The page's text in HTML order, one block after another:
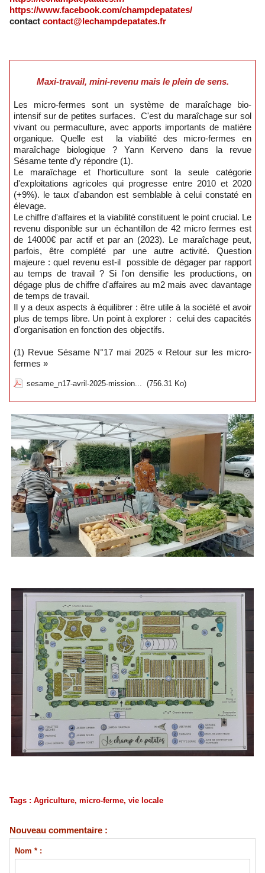
https://www.facebook.com/champdepatates/
contact contact@lechampdepatates.fr
Maxi-travail, mini-revenu mais le plein de sens.
Les micro-fermes sont un système de maraîchage bio-
intensif sur de petites surfaces. C'est du maraîchage sur sol
vivant ou permaculture, avec apports importants de matière
organique. Quelle est la viabilité des micro-fermes en
maraîchage biologique ? Yann Kerveno dans la revue
Sésame tente d'y répondre (1).
Le maraîchage et l'horticulture sont la seule catégorie
d'exploitations agricoles qui progresse entre 2010 et 2020
(+9%). le taux d'abandon est semblable à celui constaté en
élevage.
Le chiffre d'affaires et la viabilité constituent le point crucial. Le
revenu disponible sur un échantillon de 42 micro fermes est
de 14000€ par actif et par an (2023). Le maraîchage peut,
parfois, être complété par une autre activité. Question
majeure : quel revenu est-il possible de dégager par rapport
au temps de travail ? Si l'on densifie les productions, on
dégage plus de chiffre d'affaires au m2 mais avec davantage
de temps de travail.
Il y a deux aspects à équilibrer : être utile à la société et avoir
plus de temps libre. Un point à explorer : celui des capacités
d'organisation en fonction des objectifs.
(1) Revue Sésame N°17 mai 2025 « Retour sur les micro-
fermes »
sesame_n17-avril-2025-mission... (756.31 Ko)
Tags : Agriculture, micro-ferme, vie locale
Nouveau commentaire :
Nom * :